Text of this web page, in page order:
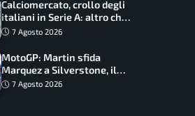
Calciomercato, crollo degli
italiani in Serie A: altro che
svolta dopo il Mondiale
7 Agosto 2026
MotoGP: Martin sfida
Marquez a Silverstone, il
programma e gli orari
7 Agosto 2026